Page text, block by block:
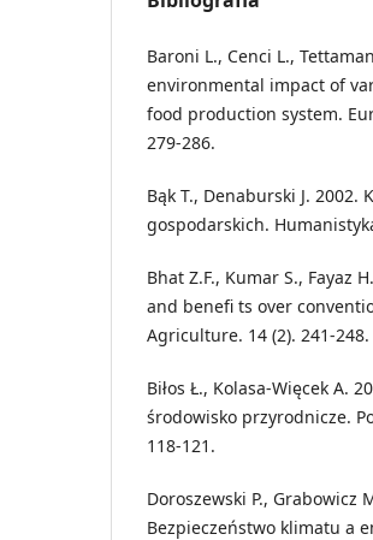
Baroni L., Cenci L.,
environmental impact of
food production system.
279-286.
Bąk T., Denaburski J.
gospodarskich.
Bhat Z.F., Kumar S., Fayaz
and beneﬁ ts over
Agriculture. 14 (2). 241-248.
Biłos Ł., Kolasa-Więcek A.
środowisko przyrodnicze.
118-121.
Doroszewski P., Grabowicz
Bezpieczeństwo klimatu a